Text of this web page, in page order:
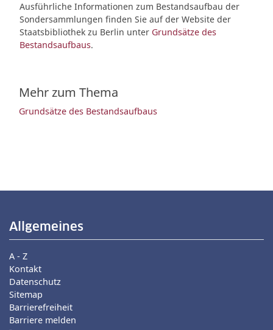
Ausführliche Informationen zum Bestandsaufbau der
Sondersammlungen finden Sie auf der Website der
Staatsbibliothek zu Berlin unter Grundsätze des
Bestandsaufbaus.
Mehr zum Thema
Grundsätze des Bestandsaufbaus
Allgemeines
A - Z
Kontakt
Datenschutz
Sitemap
Barrierefreiheit
Barriere melden